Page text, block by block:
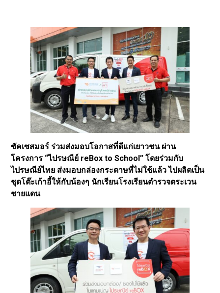
ซัคเซสมอร์ ร่วมส่งมอบโอกาสที่ดีแก่เยาวชน ผ่าน
โครงการ “ไปรษณีย์ reBox to School” โดยร่วมกับ
ไปรษณีย์ไทย ส่งมอบกล่องกระดาษที่ไม่ใช้แล้ว ไปผลิตเป็น
ชุดโต๊ะเก้าอี้ให้กับน้องๆ นักเรียนโรงเรียนตำรวจตระเวน
ชายแดน